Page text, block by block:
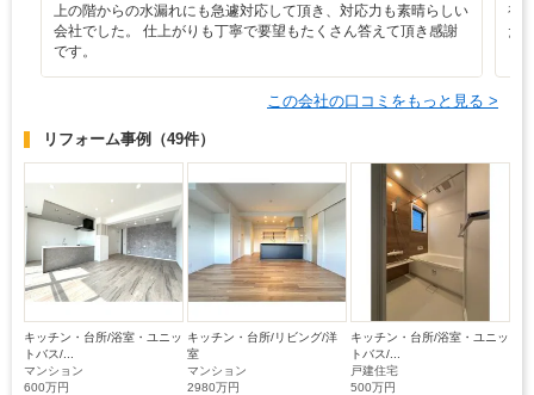
上の階からの水漏れにも急遽対応して頂き、対応力も素晴らしい
会社でした。 仕上がりも丁寧で要望もたくさん答えて頂き感謝
です。
初
た
この会社の口コミをもっと見る >
リフォーム事例 （49件）
キッチン・台所/浴室・ユニッ
トバス/...
マンション
600万円
キッチン・台所/リビング/洋
室
マンション
2980万円
キッチン・台所/浴室・ユニッ
トバス/...
戸建住宅
500万円